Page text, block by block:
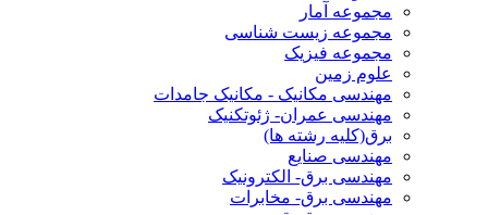
مجموعه آمار
مجموعه زیست شناسی
مجموعه فیزیک
علوم زمین
مهندسی مکانیک - مکانیک جامدات
مهندسی عمران- ژئوتکنیک
برق(کلیه رشته ها)
مهندسی صنایع
مهندسی برق- الکترونیک
مهندسی برق- مخابرات